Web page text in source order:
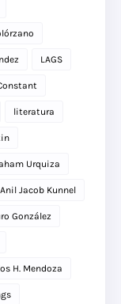
LAGS
literatura
Urquiza
Anil Jacob Kunnel
González
H. Mendoza